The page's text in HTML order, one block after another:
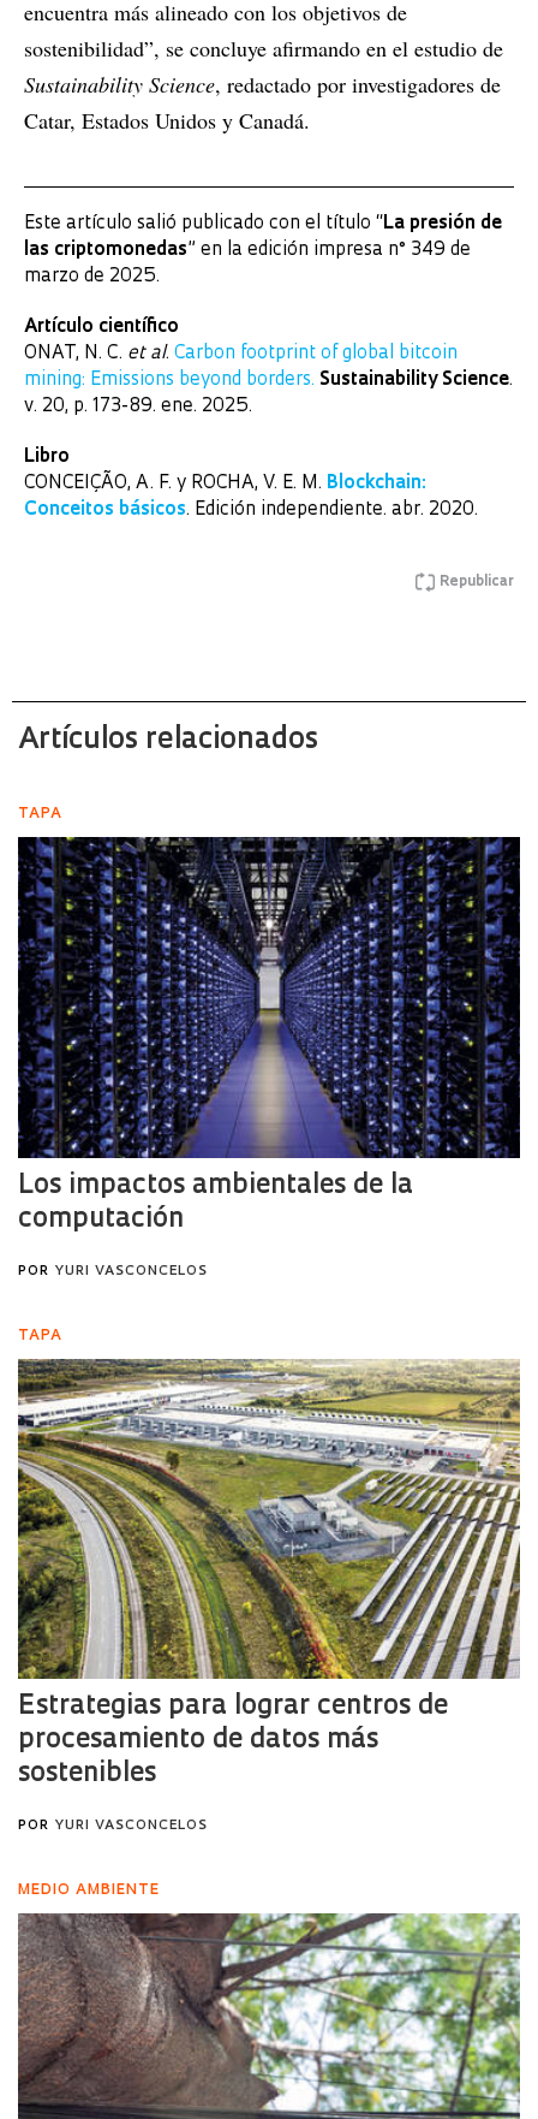
encuentra más alineado con los objetivos de
sostenibilidad”, se concluye afirmando en el estudio de
Sustainability Science, redactado por investigadores de
Catar, Estados Unidos y Canadá.
Este artículo salió publicado con el título “La presión de
las criptomonedas” en la edición impresa n° 349 de
marzo de 2025.
Artículo científico
ONAT, N. C. et al. Carbon footprint of global bitcoin
mining: Emissions beyond borders. Sustainability Science.
v. 20, p. 173-89. ene. 2025.
Libro
CONCEIÇÃO, A. F. y ROCHA, V. E. M. Blockchain:
Conceitos básicos. Edición independiente. abr. 2020.
Republicar